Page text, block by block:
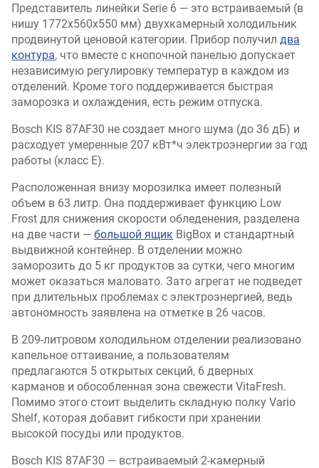
Представитель линейки Serie 6 — это встраиваемый (в
нишу 1772х560х550 мм) двухкамерный холодильник
продвинутой ценовой категории. Прибор получил два
контура, что вместе с кнопочной панелью допускает
независимую регулировку температур в каждом из
отделений. Кроме того поддерживается быстрая
заморозка и охлаждения, есть режим отпуска.
Bosch KIS 87AF30 не создает много шума (до 36 дБ) и
расходует умеренные 207 кВт*ч электроэнергии за год
работы (класс E).
Расположенная внизу морозилка имеет полезный
объем в 63 литр. Она поддерживает функцию Low
Frost для снижения скорости обледенения, разделена
на две части — большой ящик BigBox и стандартный
выдвижной контейнер. В отделении можно
заморозить до 5 кг продуктов за сутки, чего многим
может оказаться маловато. Зато агрегат не подведет
при длительных проблемах с электроэнергией, ведь
автономность заявлена на отметке в 26 часов.
В 209-литровом холодильном отделении реализовано
капельное оттаивание, а пользователям
предлагаются 5 открытых секций, 6 дверных
карманов и обособленная зона свежести VitaFresh.
Помимо этого стоит выделить складную полку Vario
Shelf, которая добавит гибкости при хранении
высокой посуды или продуктов.
Bosch KIS 87AF30 — встраиваемый 2-камерный